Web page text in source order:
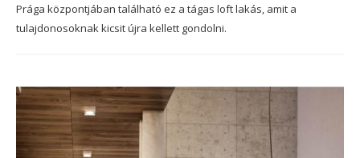
Prága központjában található ez a tágas loft lakás, amit a
tulajdonosoknak kicsit újra kellett gondolni.